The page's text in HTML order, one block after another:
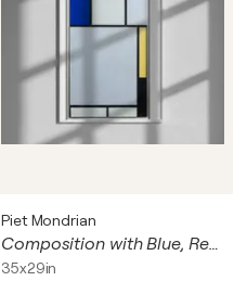
Piet Mondrian
Composition with Blue, Red, Yellow and Black
35x29in